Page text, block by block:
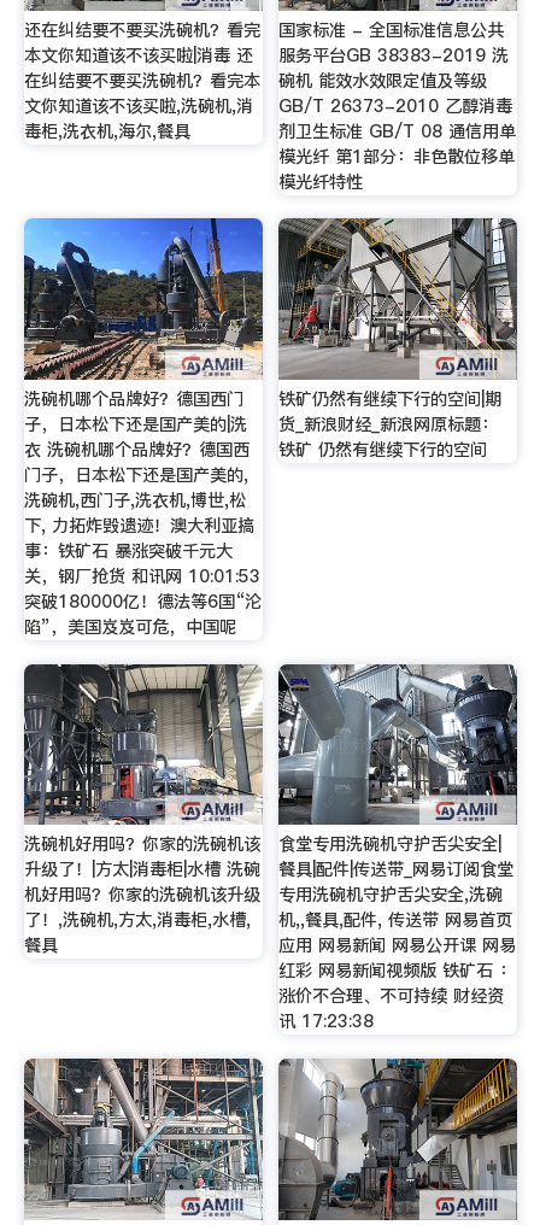
还在纠结要不要买洗碗机？看完
本文你知道该不该买啦|消毒 还
在纠结要不要买洗碗机？看完本
文你知道该不该买啦,洗碗机,消
毒柜,洗衣机,海尔,餐具
国家标准 - 全国标准信息公共
服务平台GB 38383-2019 洗
碗机 能效水效限定值及等级
GB/T 26373-2010 乙醇消毒
剂卫生标准 GB/T 08 通信用单
模光纤 第1部分：非色散位移单
模光纤特性
洗碗机哪个品牌好？德国西门
子，日本松下还是国产美的|洗
衣 洗碗机哪个品牌好？德国西
门子，日本松下还是国产美的,
洗碗机,西门子,洗衣机,博世,松
下, 力拓炸毁遗迹！澳大利亚搞
事：铁矿石 暴涨突破千元大
关，钢厂抢货 和讯网 10:01:53
突破180000亿！德法等6国“沦
陷”，美国岌岌可危，中国呢
铁矿仍然有继续下行的空间|期
货_新浪财经_新浪网原标题：
铁矿 仍然有继续下行的空间
洗碗机好用吗？你家的洗碗机该
升级了！|方太|消毒柜|水槽 洗碗
机好用吗？你家的洗碗机该升级
了！,洗碗机,方太,消毒柜,水槽,
餐具
食堂专用洗碗机守护舌尖安全|
餐具|配件|传送带_网易订阅食堂
专用洗碗机守护舌尖安全,洗碗
机,,餐具,配件, 传送带 网易首页
应用 网易新闻 网易公开课 网易
红彩 网易新闻视频版 铁矿石 ：
涨价不合理、不可持续 财经资
讯 17:23:38